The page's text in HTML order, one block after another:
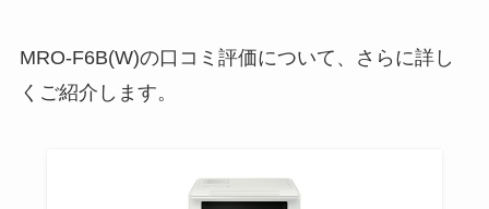
MRO-F6B(W)の口コミ評価について、さらに詳し
くご紹介します。